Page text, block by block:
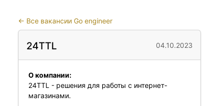
← Все вакансии Go engineer
24TTL 04.10.2023
О компании:
24TTL - решения для работы с интернет-
магазинами.